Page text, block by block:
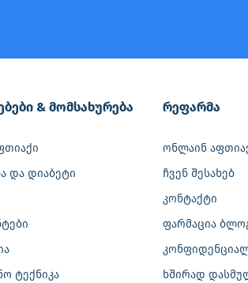
& მომსახურება
და დიაბეტი
ტექნიკა
რეფარმა
ონლაინ
ჩვენ შესახებ
კონტაქტი
ფარმაცია
ხშირად